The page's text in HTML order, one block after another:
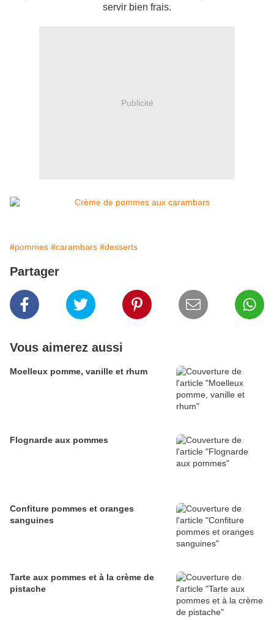
servir bien frais.
Publicité
#pommes #carambars #desserts
Partager
Vous aimerez aussi
Moelleux pomme, vanille et rhum
Flognarde aux pommes
Confiture pommes et oranges
sanguines
Tarte aux pommes et à la crème de
pistache